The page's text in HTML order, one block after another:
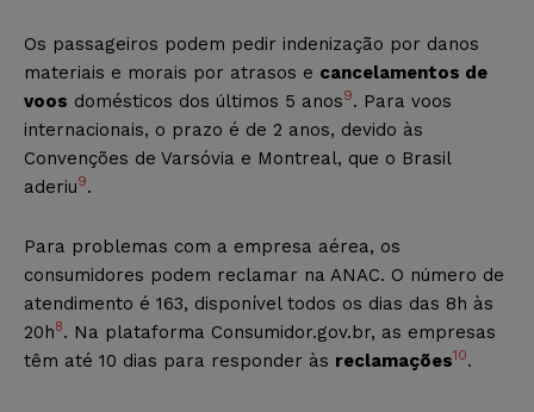
Os passageiros podem pedir indenização por danos
materiais e morais por atrasos e cancelamentos de
voos domésticos dos últimos 5 anos9. Para voos
internacionais, o prazo é de 2 anos, devido às
Convenções de Varsóvia e Montreal, que o Brasil
aderiu9.
Para problemas com a empresa aérea, os
consumidores podem reclamar na ANAC. O número de
atendimento é 163, disponível todos os dias das 8h às
20h8. Na plataforma Consumidor.gov.br, as empresas
têm até 10 dias para responder às reclamações10.